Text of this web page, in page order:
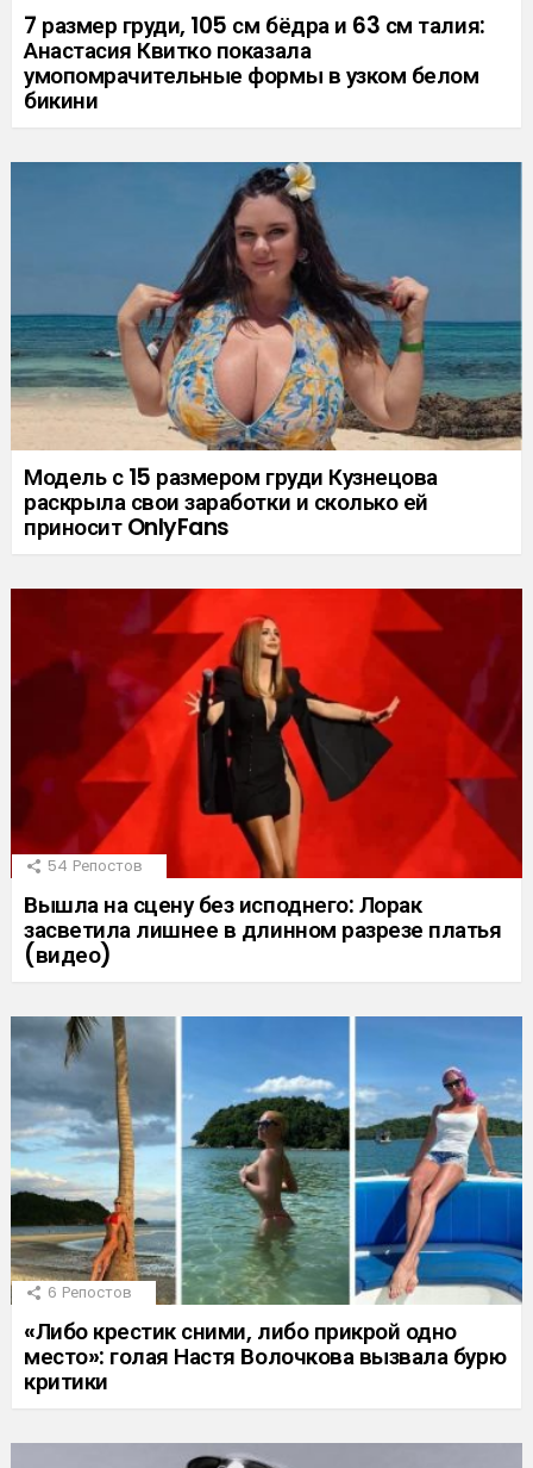
7 размер груди, 105 см бёдра и 63 см талия:
Анастасия Квитко показала
умопомрачительные формы в узком белом
бикини
Модель с 15 размером груди Кузнецова
раскрыла свои заработки и сколько ей
приносит OnlyFans
54 Репостов
Вышла на сцену без исподнего: Лорак
засветила лишнее в длинном разрезе платья
(видео)
6 Репостов
«Либо крестик сними, либо прикрой одно
место»: голая Настя Волочкова вызвала бурю
критики